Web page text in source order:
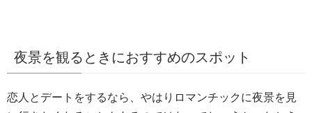
夜景を観るときにおすすめのスポット
恋人とデートをするなら、やはりロマンチックに夜景を見